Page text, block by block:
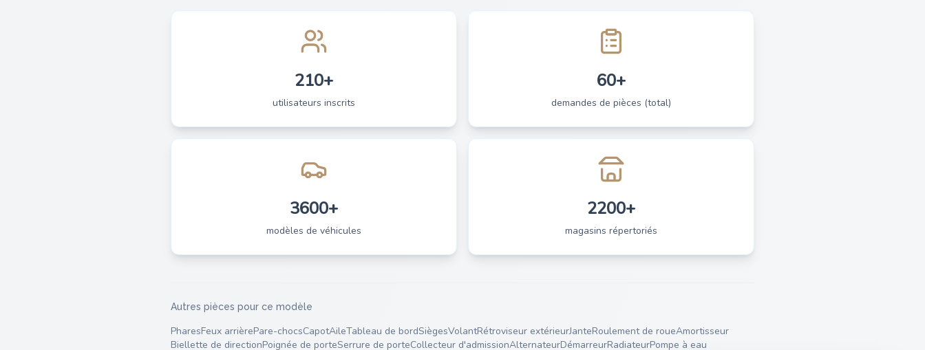
210+
utilisateurs inscrits
60+
demandes de pièces (total)
3600+
modèles de véhicules
2200+
magasins répertoriés
Autres pièces pour ce modèle
PharesFeux arrièrePare-chocsCapotAileTableau de bordSiègesVolantRétroviseur extérieurJanteRoulement de roueAmortisseur
Biellette de directionPoignée de porteSerrure de porteCollecteur d'admissionAlternateurDémarreurRadiateurPompe à eau